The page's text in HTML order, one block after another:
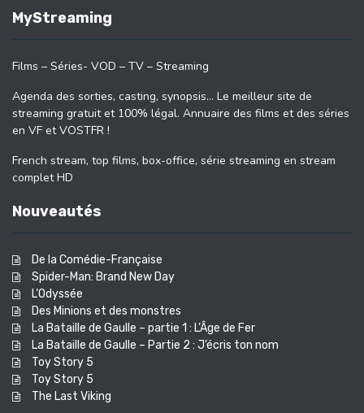
MyStreaming
Films – Séries- VOD – TV – Streaming
Agenda des sorties, casting, synopsis… Le meilleur site de
streaming gratuit et 100% légal. Annuaire des films et des séries
en VF et VOSTFR !
French stream, top films, box-office, série streaming en stream
complet HD
Nouveautés
De la Comédie-Française
Spider-Man: Brand New Day
L’Odyssée
Des Minions et des monstres
La Bataille de Gaulle – partie 1 : L’Âge de Fer
La Bataille de Gaulle – Partie 2 : J’écris ton nom
Toy Story 5
Toy Story 5
The Last Viking